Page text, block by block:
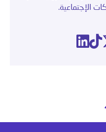
الإجتماعية.